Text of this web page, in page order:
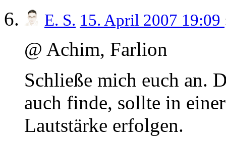
E. S. 15. April 2007 19:09
@ Achim, Farlion
Schließe mich euch an.
auch finde, sollte in
Lautstärke erfolgen.